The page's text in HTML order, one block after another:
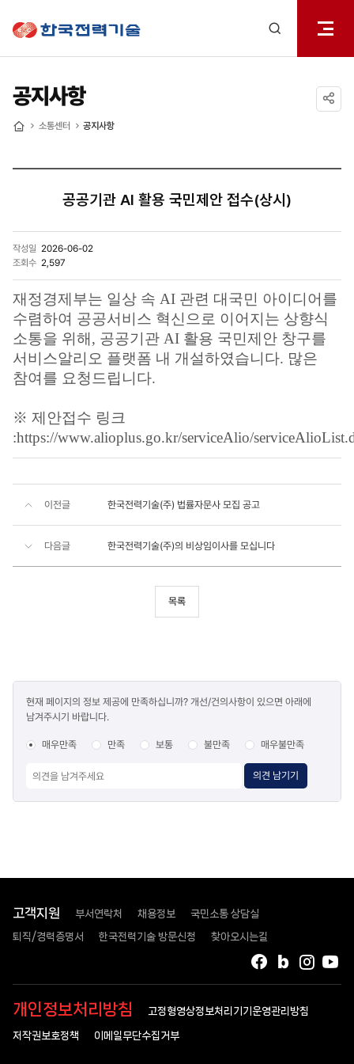
열기
공지사항
소통센터 공지사항
공공기관 AI 활용 국민제안 접수(상시)
작성일 2026-06-02
조회수 2,597
재정경제부는 일상 속 AI 관련 대국민 아이디어를
수렴하여 공공서비스 혁신으로 이어지는 상향식
소통을 위해, 공공기관 AI 활용 국민제안 창구를
서비스알리오 플랫폼 내 개설하였습니다. 많은
참여를 요청드립니다.
※ 제안접수 링크
:https://www.alioplus.go.kr/serviceAlio/
이전글 한국전력기술(주) 법률자문사 모집 공고
다음글 한국전력기술(주)의 비상임이사를 모십니다
목록
만족도
조사
현재 페이지의 정보 제공에 만족하십니까? 개선/건의사항이 있으면 아래에
남겨주시기 바랍니다.
매우만족 만족 보통 불만족 매우불만족
의견 남기기
고객지원 부서연락처 채용정보 국민소통 상담실
퇴직/경력증명서 한국전력기술 방문신청 찾아오시는길
인스
블로그
페이스북
개인정보처리방침 고정형영상정보처리기기운영관리방침
저작권보호정책 이메일무단수집거부